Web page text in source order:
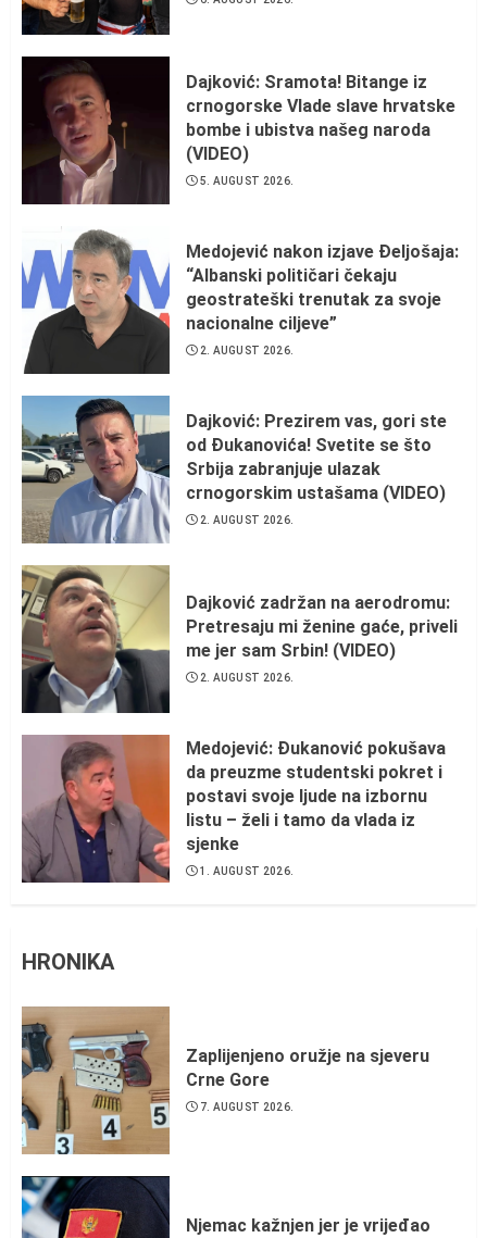
Dajković: Sramota! Bitange iz
crnogorske Vlade slave hrvatske
bombe i ubistva našeg naroda
(VIDEO)
5. AUGUST 2026.
Medojević nakon izjave Đeljošaja:
“Albanski političari čekaju
geostrateški trenutak za svoje
nacionalne ciljeve”
2. AUGUST 2026.
Dajković: Prezirem vas, gori ste
od Đukanovića! Svetite se što
Srbija zabranjuje ulazak
crnogorskim ustašama (VIDEO)
2. AUGUST 2026.
Dajković zadržan na aerodromu:
Pretresaju mi ženine gaće, priveli
me jer sam Srbin! (VIDEO)
2. AUGUST 2026.
Medojević: Đukanović pokušava
da preuzme studentski pokret i
postavi svoje ljude na izbornu
listu – želi i tamo da vlada iz
sjenke
1. AUGUST 2026.
HRONIKA
Zaplijenjeno oružje na sjeveru
Crne Gore
7. AUGUST 2026.
Njemac kažnjen jer je vrijeđao